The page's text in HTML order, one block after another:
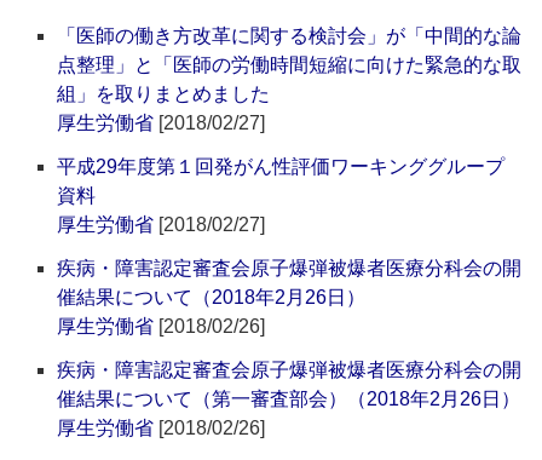
「医師の働き方改革に関する検討会」が「中間的な論
点整理」と「医師の労働時間短縮に向けた緊急的な取
組」を取りまとめました
厚生労働省 [2018/02/27]
平成29年度第１回発がん性評価ワーキンググループ
資料
厚生労働省 [2018/02/27]
疾病・障害認定審査会原子爆弾被爆者医療分科会の開
催結果について（2018年2月26日）
厚生労働省 [2018/02/26]
疾病・障害認定審査会原子爆弾被爆者医療分科会の開
催結果について（第一審査部会）（2018年2月26日）
厚生労働省 [2018/02/26]